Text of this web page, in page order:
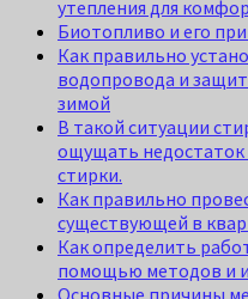
утепления для
Биотопливо и его
Как правильно
водопровода и
зимой
В такой ситуации
ощущать недостаток
стирки.
Как правильно
существующей в
Как определить
помощью методов и